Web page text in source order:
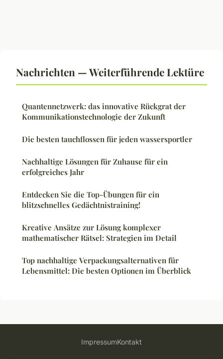
Nachrichten — Weiterführende Lektüre
Quantennetzwerk: das innovative Rückgrat der
Kommunikationstechnologie der Zukunft
Die besten tauchflossen für jeden wassersportler
Nachhaltige Lösungen für Zuhause für ein
erfolgreiches Jahr
Entdecken Sie die Top-Übungen für ein
blitzschnelles Gedächtnistraining!
Kreative Ansätze zur Lösung komplexer
mathematischer Rätsel: Strategien im Detail
Top nachhaltige Verpackungsalternativen für
Lebensmittel: Die besten Optionen im Überblick
ImpressumKontakt